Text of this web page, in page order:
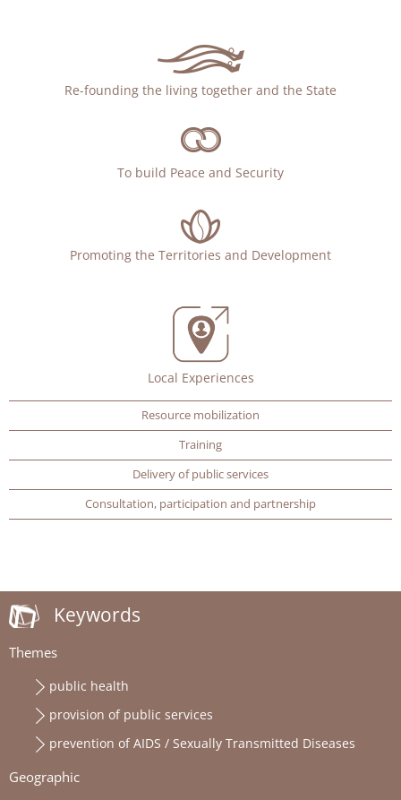
Re-founding the living together and the State
To build Peace and Security
Promoting the Territories and Development
Local Experiences
Resource mobilization
Training
Delivery of public services
Consultation, participation and partnership
Keywords
Themes
public health
provision of public services
prevention of AIDS / Sexually Transmitted Diseases
Geographic